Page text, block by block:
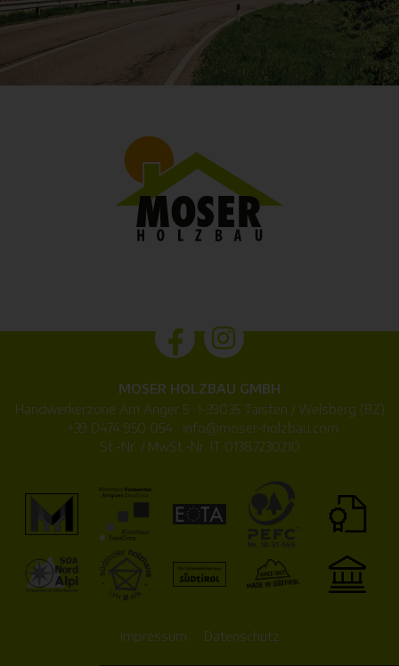
MOSER HOLZBAU GMBH
Handwerkerzone Am Anger 5 · I-39035 Taisten / Welsberg (BZ)
· +39 0474 950 054 · info@moser-holzbau.com
St.-Nr. / MwSt.-Nr. IT 01387230210
Impressum Datenschutz